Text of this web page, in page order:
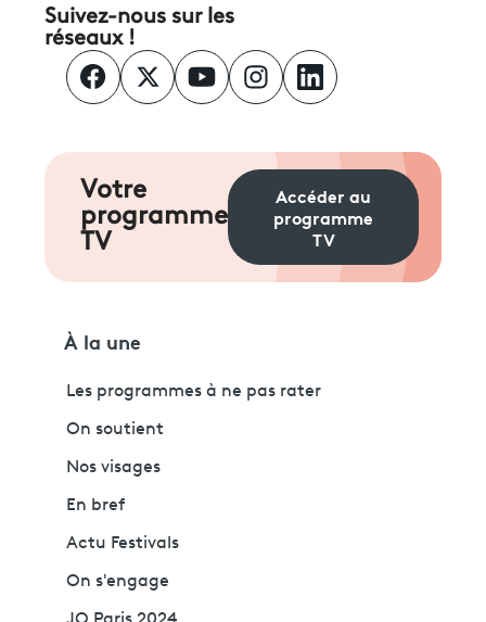
Suivez-nous sur les
réseaux !
Votre
programme
TV
Accéder au
programme
TV
À la une
Les programmes à ne pas rater
On soutient
Nos visages
En bref
Actu Festivals
On s'engage